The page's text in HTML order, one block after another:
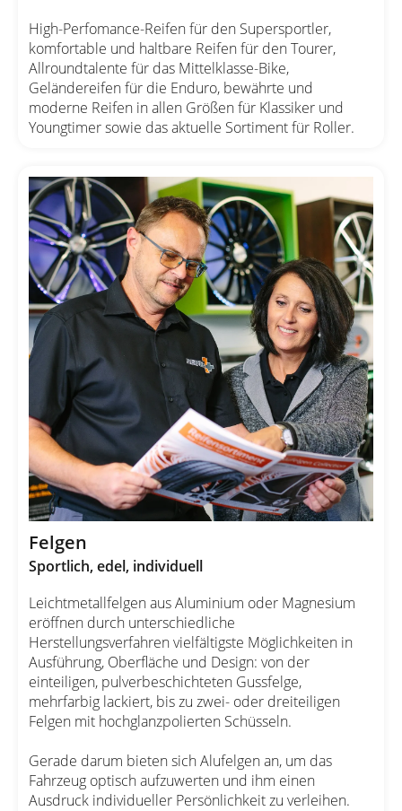
High-Perfomance-Reifen für den Supersportler,
komfortable und haltbare Reifen für den Tourer,
Allroundtalente für das Mittelklasse-Bike,
Geländereifen für die Enduro, bewährte und
moderne Reifen in allen Größen für Klassiker und
Youngtimer sowie das aktuelle Sortiment für Roller.
Felgen
Sportlich, edel, individuell
Leichtmetallfelgen aus Aluminium oder Magnesium
eröffnen durch unterschiedliche
Herstellungsverfahren vielfältigste Möglichkeiten in
Ausführung, Oberfläche und Design: von der
einteiligen, pulverbeschichteten Gussfelge,
mehrfarbig lackiert, bis zu zwei- oder dreiteiligen
Felgen mit hochglanzpolierten Schüsseln.
Gerade darum bieten sich Alufelgen an, um das
Fahrzeug optisch aufzuwerten und ihm einen
Ausdruck individueller Persönlichkeit zu verleihen.